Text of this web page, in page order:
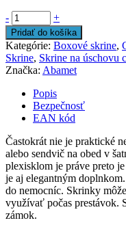
- +
Pridať do košíka
Kategórie: Boxové skrine,
Skrine, Skrine na úschovu
Značka: Abamet
Popis
Bezpečnosť
EAN kód
Častokrát nie je praktické
alebo sendvič na obed v
plexisklom je práve preto
je aj elegantným
do nemocníc. Skrinky
využívať počas prestávok.
zámok.